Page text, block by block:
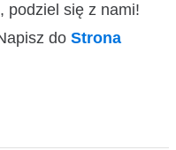
podziel się z nami!
do Strona